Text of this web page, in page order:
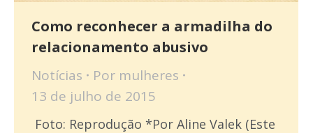
Como reconhecer a armadilha do
relacionamento abusivo
Notícias Por mulheres
13 de julho de 2015
Foto: Reprodução *Por Aline Valek (Este